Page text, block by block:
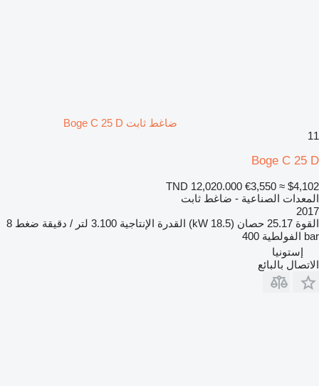
ضاغط ثابت Boge C 25 D
11
Boge C 25 D
TND 12,020.000 €3,550 ≈ $4,102
المعدات الصناعية - ضاغط ثابت
2017
القوة 25.17 حصان (18.5 kW) القدرة الإنتاجية 3.100 لتر / دقيقة ضغط 8
bar الفولطية 400
إستونيا
الاتصال بالبائع